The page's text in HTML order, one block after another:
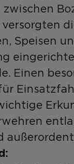
Speisen
Einen